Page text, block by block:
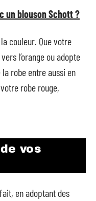
un blouson Schott ?
couleur. Que votre
l’orange ou adopte
robe entre aussi en
robe rouge,
vos
en adoptant des